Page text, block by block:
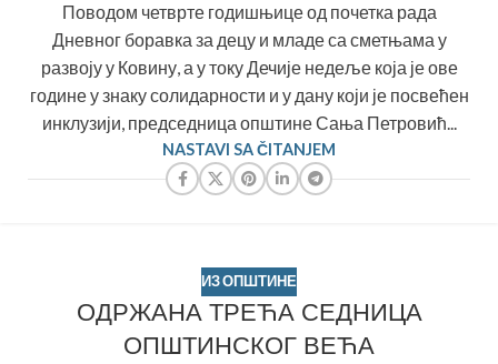
Поводом четврте годишњице од почетка рада
Дневног боравка за децу и младе са сметњама у
развоју у Ковину, а у току Дечије недеље која је ове
године у знаку солидарности и у дану који је посвећен
инклузији, председница општине Сања Петровић...
NASTAVI SA ČITANJEM
ИЗ ОПШТИНЕ
ОДРЖАНА ТРЕЋА СЕДНИЦА
ОПШТИНСКОГ ВЕЋА